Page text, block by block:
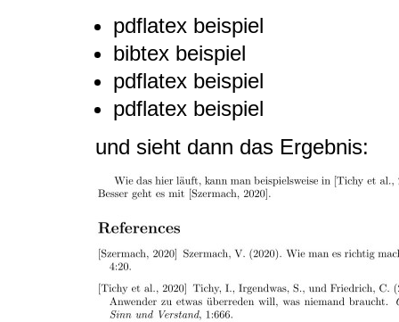
pdflatex beispiel
bibtex beispiel
pdflatex beispiel
pdflatex beispiel
und sieht dann das Ergebnis: